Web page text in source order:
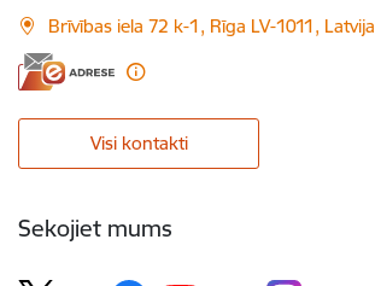
Brīvības iela 72 k-1, Rīga LV-1011, Latvija
Visi kontakti
Sekojiet mums